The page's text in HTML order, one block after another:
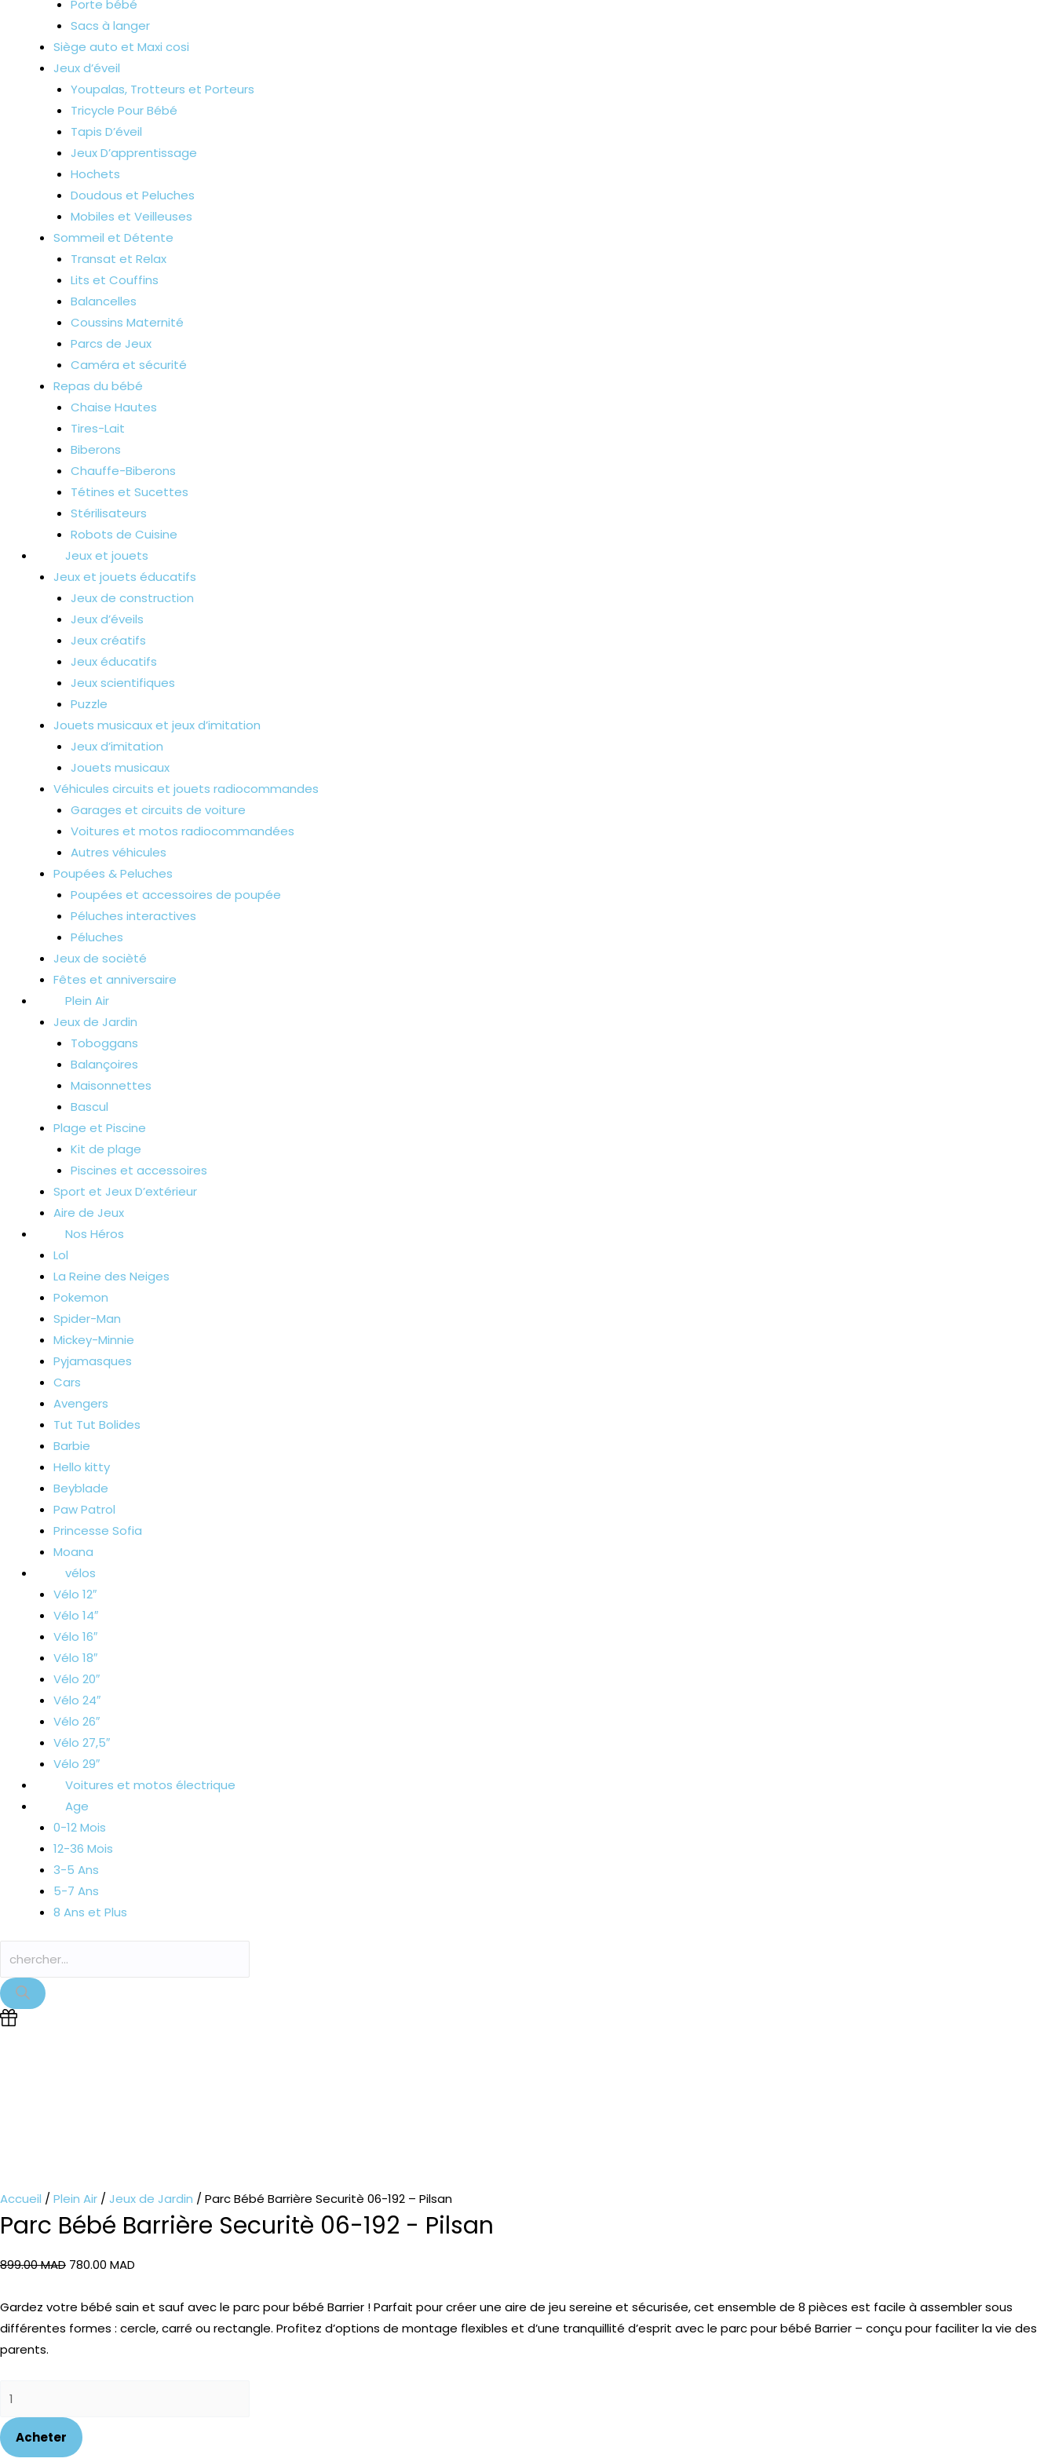
Porte bébé
Sacs à langer
Siège auto et Maxi cosi
Jeux d’éveil
Youpalas, Trotteurs et Porteurs
Tricycle Pour Bébé
Tapis D’éveil
Jeux D’apprentissage
Hochets
Doudous et Peluches
Mobiles et Veilleuses
Sommeil et Détente
Transat et Relax
Lits et Couffins
Balancelles
Coussins Maternité
Parcs de Jeux
Caméra et sécurité
Repas du bébé
Chaise Hautes
Tires-Lait
Biberons
Chauffe-Biberons
Tétines et Sucettes
Stérilisateurs
Robots de Cuisine
Jeux et jouets
Jeux et jouets éducatifs
Jeux de construction
Jeux d’éveils
Jeux créatifs
Jeux éducatifs
Jeux scientifiques
Puzzle
Jouets musicaux et jeux d’imitation
Jeux d’imitation
Jouets musicaux
Véhicules circuits et jouets radiocommandes
Garages et circuits de voiture
Voitures et motos radiocommandées
Autres véhicules
Poupées & Peluches
Poupées et accessoires de poupée
Péluches interactives
Péluches
Jeux de socièté
Fêtes et anniversaire
Plein Air
Jeux de Jardin
Toboggans
Balançoires
Maisonnettes
Bascul
Plage et Piscine
Kit de plage
Piscines et accessoires
Sport et Jeux D’extérieur
Aire de Jeux
Nos Héros
Lol
La Reine des Neiges
Pokemon
Spider-Man
Mickey-Minnie
Pyjamasques
Cars
Avengers
Tut Tut Bolides
Barbie
Hello kitty
Beyblade
Paw Patrol
Princesse Sofia
Moana
vélos
Vélo 12″
Vélo 14″
Vélo 16″
Vélo 18″
Vélo 20″
Vélo 24″
Vélo 26″
Vélo 27,5″
Vélo 29″
Voitures et motos électrique
Age
0-12 Mois
12-36 Mois
3-5 Ans
5-7 Ans
8 Ans et Plus
Accueil / Plein Air / Jeux de Jardin / Parc Bébé Barrière Securitè 06-192 – Pilsan
Parc Bébé Barrière Securitè 06-192 - Pilsan
899.00MAD 780.00 MAD
Gardez votre bébé sain et sauf avec le parc pour bébé Barrier ! Parfait pour créer une aire de jeu sereine et sécurisée, cet ensemble de 8 pièces est facile à assembler sous
différentes formes : cercle, carré ou rectangle. Profitez d’options de montage flexibles et d’une tranquillité d’esprit avec le parc pour bébé Barrier – conçu pour faciliter la vie des
parents.
Acheter